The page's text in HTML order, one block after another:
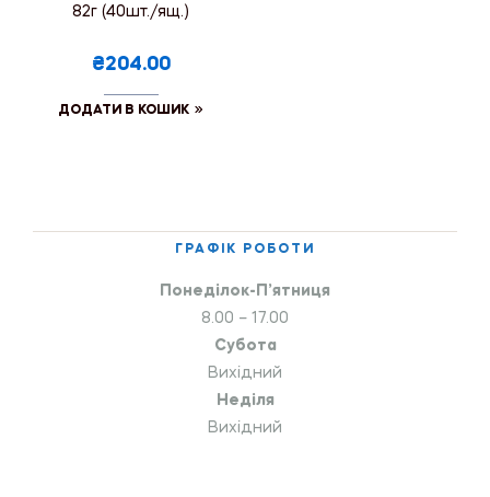
82г (40шт./ящ.)
₴204.00
ДОДАТИ В КОШИК
ГРАФІК РОБОТИ
Понеділок-П’ятниця
8.00 – 17.00
Субота
Вихідний
Неділя
Вихідний